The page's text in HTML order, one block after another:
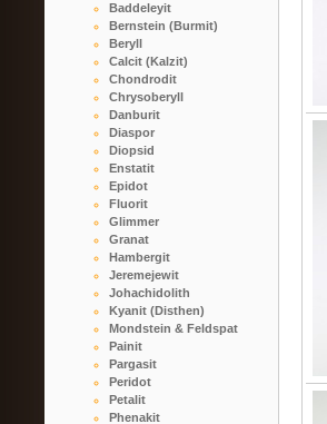
Baddeleyit
Bernstein (Burmit)
Beryll
Calcit (Kalzit)
Chondrodit
Chrysoberyll
Danburit
Diaspor
Diopsid
Enstatit
Epidot
Fluorit
Glimmer
Granat
Hambergit
Jeremejewit
Johachidolith
Kyanit (Disthen)
Mondstein & Feldspat
Painit
Pargasit
Peridot
Petalit
Phenakit